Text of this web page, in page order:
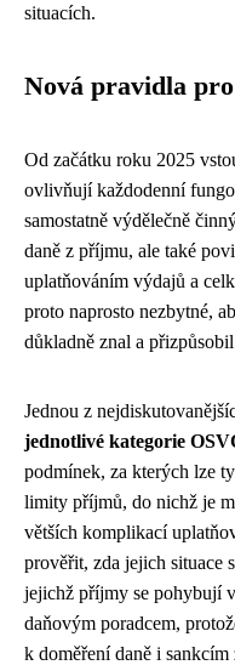
situacích.
Nová pravidla
Od začátku roku 2025
ovlivňují každodenní
samostatně výdělečně
daně z příjmu, ale také
uplatňováním výdajů a
proto naprosto nezbytné,
důkladně znal a
Jednou z
jednotlivé kategorie
podmínek, za kterých lze
limity příjmů, do nichž je
větších komplikací
prověřit, zda jejich situace
jejichž příjmy se pohybují
daňovým poradcem,
k doměření daně i